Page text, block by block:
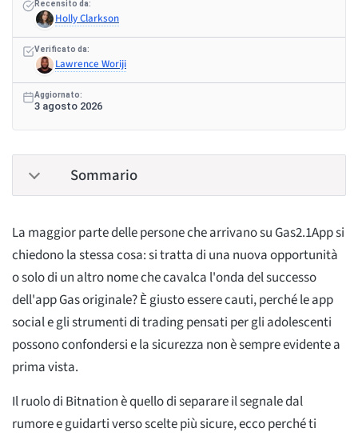
Recensito da:
Holly Clarkson
Verificato da:
Lawrence Woriji
Aggiornato:
3 agosto 2026
Sommario
La maggior parte delle persone che arrivano su Gas2.1App si
chiedono la stessa cosa: si tratta di una nuova opportunità
o solo di un altro nome che cavalca l'onda del successo
dell'app Gas originale? È giusto essere cauti, perché le app
social e gli strumenti di trading pensati per gli adolescenti
possono confondersi e la sicurezza non è sempre evidente a
prima vista.
Il ruolo di Bitnation è quello di separare il segnale dal
rumore e guidarti verso scelte più sicure, ecco perché ti